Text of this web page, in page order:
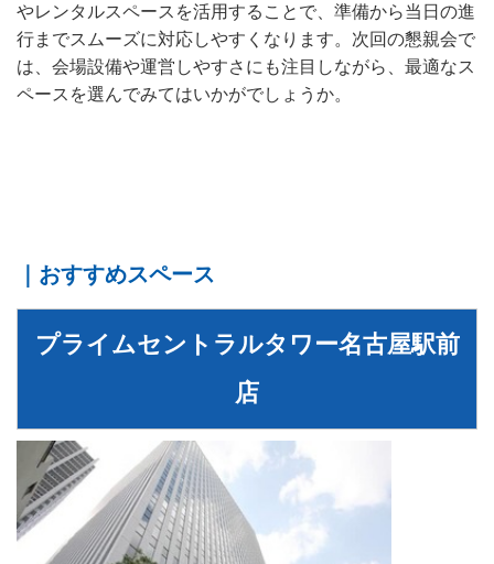
やレンタルスペースを活用することで、準備から当日の進
行までスムーズに対応しやすくなります。次回の懇親会で
は、会場設備や運営しやすさにも注目しながら、最適なス
ペースを選んでみてはいかがでしょうか。
｜おすすめスペース
プライムセントラルタワー名古屋駅前
店